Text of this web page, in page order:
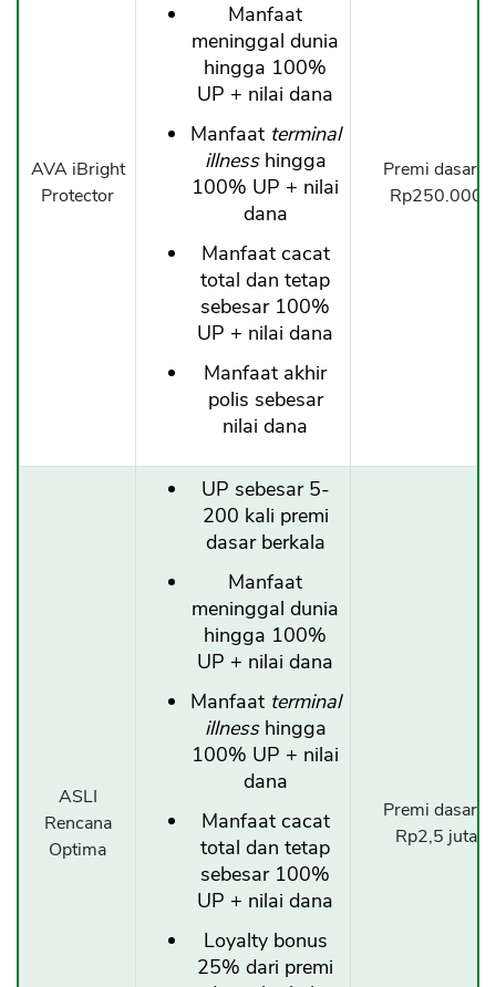
AVA iBright
Protector
Manfaat
meninggal dunia
hingga 100%
UP + nilai dana
Manfaat terminal
illness hingga
100% UP + nilai
dana
Manfaat cacat
total dan tetap
sebesar 100%
UP + nilai dana
Manfaat akhir
polis sebesar
nilai dana
Premi dasar
Rp250.000/
ASLI
Rencana
Optima
UP sebesar 5-
200 kali premi
dasar berkala
Manfaat
meninggal dunia
hingga 100%
UP + nilai dana
Manfaat terminal
illness hingga
100% UP + nilai
dana
Manfaat cacat
total dan tetap
sebesar 100%
UP + nilai dana
Loyalty bonus
25% dari premi
Premi dasar
Rp2,5 juta/